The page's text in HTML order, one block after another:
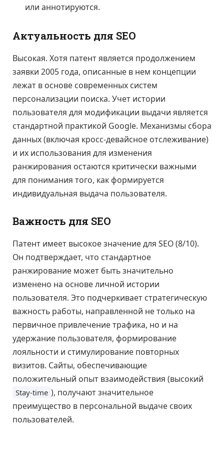
или аннотируются.
Актуальность для SEO
Высокая. Хотя патент является продолжением
заявки 2005 года, описанные в нем концепции
лежат в основе современных систем
персонализации поиска. Учет истории
пользователя для модификации выдачи является
стандартной практикой Google. Механизмы сбора
данных (включая кросс-девайсное отслеживание)
и их использования для изменения
ранжирования остаются критически важными
для понимания того, как формируется
индивидуальная выдача пользователя.
Важность для SEO
Патент имеет высокое значение для SEO (8/10).
Он подтверждает, что стандартное
ранжирование может быть значительно
изменено на основе личной истории
пользователя. Это подчеркивает стратегическую
важность работы, направленной не только на
первичное привлечение трафика, но и на
удержание пользователя, формирование
лояльности и стимулирование повторных
визитов. Сайты, обеспечивающие
положительный опыт взаимодействия (высокий
Stay-time ), получают значительное
преимущество в персональной выдаче своих
пользователей.